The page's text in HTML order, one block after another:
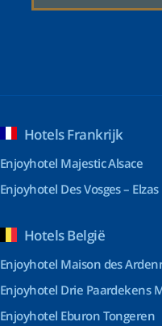
Hotels Frankrijk
Enjoyhotel Majestic Alsace
Enjoyhotel Des Vosges – Elzas
Hotels België
Enjoyhotel Maison des
Enjoyhotel Drie Paardekens
Enjoyhotel Eburon Tongeren